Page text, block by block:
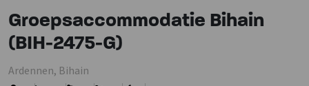
Groepsaccommodatie Bihain
(BIH-2475-G)
Ardennen, Bihain